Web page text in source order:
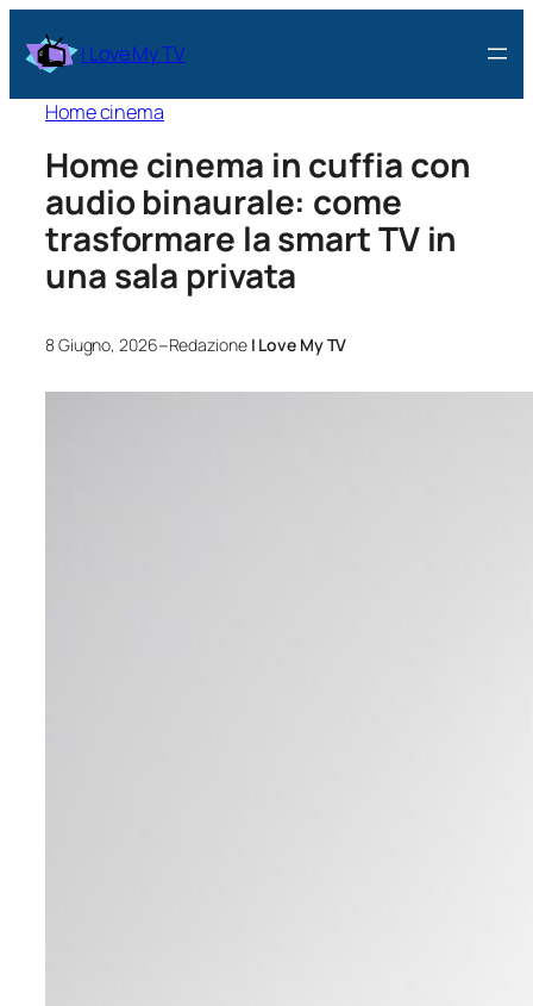
I Love My TV
Home cinema
Home cinema in cuffia con
audio binaurale: come
trasformare la smart TV in
una sala privata
8 Giugno, 2026–Redazione I Love My TV